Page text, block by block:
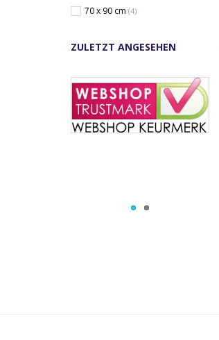
70 x 90 cm (4)
ZULETZT ANGESEHEN